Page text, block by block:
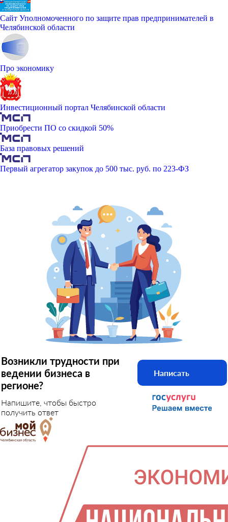
Сайт Уполномоченного по защите прав предпринимателей в
Челябинской области
Про экономику
Инвестиционный портал Челябинской области
Приобрести ПО со скидкой 50%
База правовых решений
Первый агрегатор закупок до 500 тыс. руб. по 223-ФЗ
Возникли трудности при
ведении бизнеса в
регионе?
Напишите, чтобы быстро
получить ответ
Написать